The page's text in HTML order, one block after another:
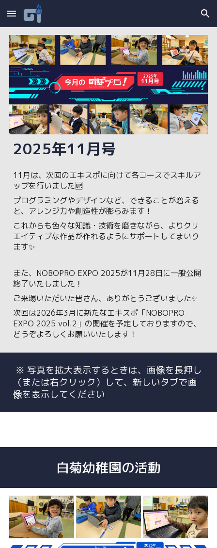
Skip to main content Skip to navigation
2025年1 1月号
11月は、次回のエキスポに向けて各コースでスキルア
ップを行いました🆙
プログラミングやデザインなど、できることが増える
と、アレンジ力や創造性が膨らみます！
これからも色々な知識・技術を磨きながら、よりクリ
エイティブな作品が作れるようにサポートしてまいり
ます✨
また、NOBOPRO EXPO 2025が11月28日に一般公開
終了いたしました！
ご来場いただいた皆さん、ありがとうございました✨
次回は2026年3月に新たなエキスポ「NOBOPRO
EXPO 2025 vol.2」の開催を予定しておりますので、
どうぞよろしくお願いいたします！
※ 写真を拡大表示するときは、画像を長押し
（または右クリック）して、新しいタブで画
像を表示してください
白菊幼稚園の活動